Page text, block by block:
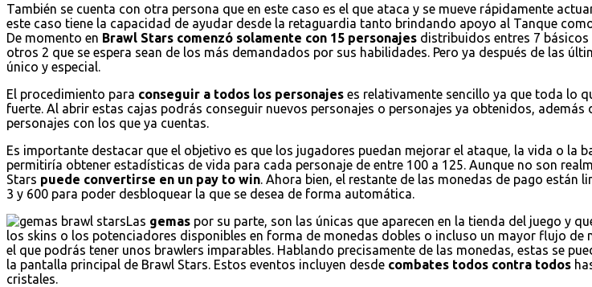
También se cuenta con otra persona que en este caso es el que ataca y se mueve rápidamente
este caso tiene la capacidad de ayudar desde la retaguardia tanto brindando apoyo al Tanque
De momento en Brawl Stars comenzó solamente con 15 personajes distribuidos entres 7
otros 2 que se espera sean de los más demandados por sus habilidades. Pero ya después de las
único y especial.
El procedimiento para conseguir a todos los personajes es relativamente sencillo ya que toda lo
fuerte. Al abrir estas cajas podrás conseguir nuevos personajes o personajes ya obtenidos,
personajes con los que ya cuentas.
Es importante destacar que el objetivo es que los jugadores puedan mejorar el ataque, la vida o la
permitiría obtener estadísticas de vida para cada personaje de entre 100 a 125. Aunque no son
Stars puede convertirse en un pay to win . Ahora bien, el restante de las monedas de pago
3 y 600 para poder desbloquear la que se desea de forma automática.
Las gemas por su parte, son las únicas que aparecen en la tienda del juego y
los skins o los potenciadores disponibles en forma de monedas dobles o incluso un mayor flujo de
el que podrás tener unos brawlers imparables. Hablando precisamente de las monedas, estas se
la pantalla principal de Brawl Stars. Estos eventos incluyen desde combates todos contra todos
cristales.